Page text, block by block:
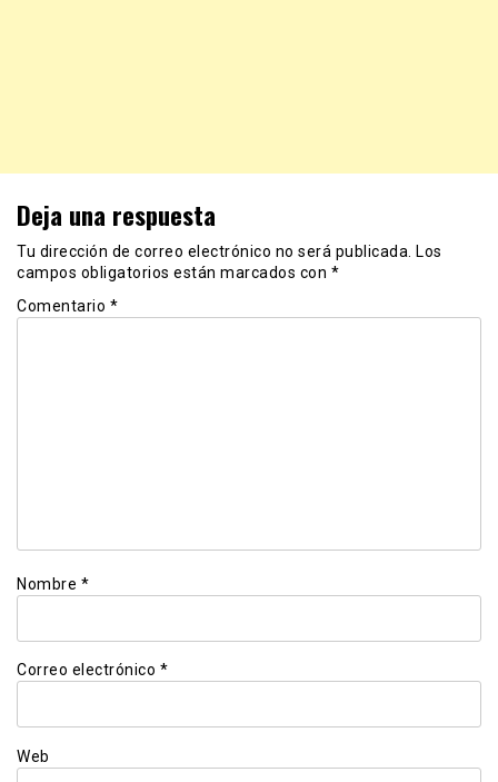
Deja una respuesta
Tu dirección de correo electrónico no será publicada.
Los
campos obligatorios están marcados con *
Comentario *
Nombre *
Correo electrónico *
Web